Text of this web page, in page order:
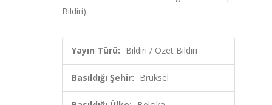
Bildiri)
Yayın Türü: Bildiri / Özet Bildiri
Basıldığı Şehir: Brüksel